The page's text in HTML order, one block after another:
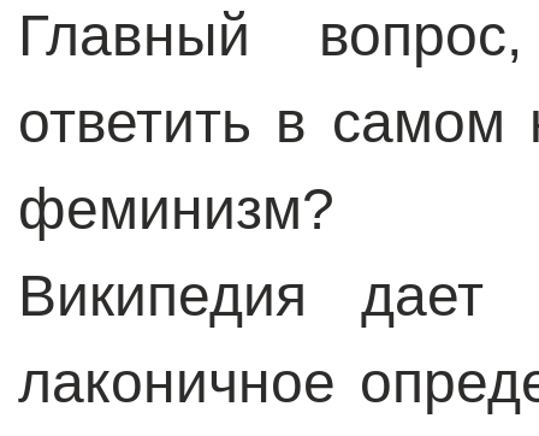
Главный
ответить в
феминизм?
Википедия дает
лаконичное